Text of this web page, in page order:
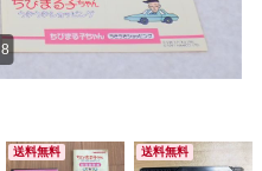
8
送料無料 送料無料